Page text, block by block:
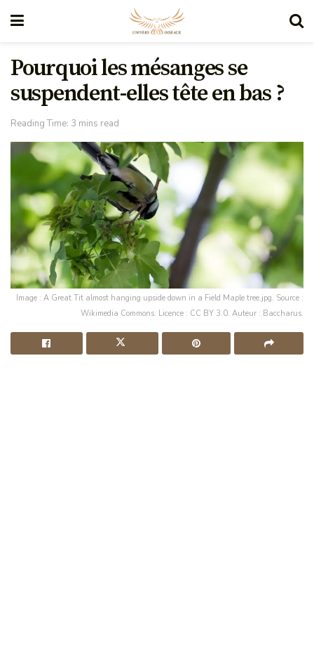
Pourquoi les mésanges se
suspendent-elles tête en bas ?
Reading Time: 3 mins read
Image : A Great Tit almost hanging upside down in a Field Maple tree.jpg. Source :
Wikimedia Commons. Licence : CC BY 3.0. Auteur : Baccharus.